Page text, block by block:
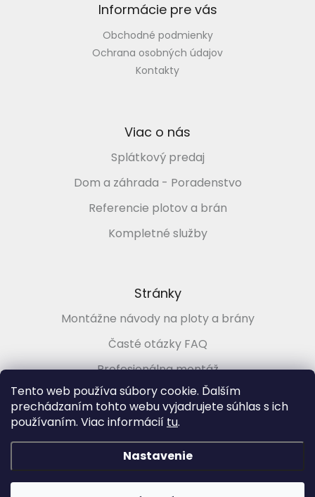
Tento web používa súbory cookie. Ďalším
prechádzaním tohto webu vyjadrujete súhlas s ich
používaním. Viac informácií tu.
Nastavenie
ý
i
s
u
Informácie pre vás
Obchodné podmienky
Ochrana osobných údajov
Kontakty
Viac o nás
Splátkový predaj
Dom a záhrada - Poradenstvo
Referencie plotov a brán
Kompletné služby
Stránky
Montážne návody na ploty a brány
Časté otázky FAQ
Profesionálna montáž
Poradenstvo zadarmo
Vytvoril Shoptet &
PLOTMARKET.sk, Ploty a brány pre každého